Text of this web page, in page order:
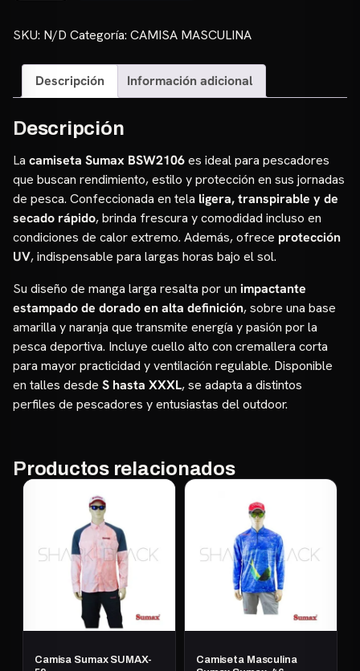
BSW2106
SKU: N/D Categoría: CAMISA MASCULINA
Descripción Información adicional
Descripción
La camiseta Sumax BSW2106es ideal para pescadores
que buscan rendimiento, estilo y protección en sus jornadas
de pesca. Confeccionada en tela ligera, transpirable y de
secado rápido, brinda frescura y comodidad incluso en
condiciones de calor extremo. Además, ofrece protección
UV, indispensable para largas horas bajo el sol.
Su diseño de manga larga resalta por un impactante
estampado de dorado en alta definición, sobre una base
amarilla y naranja que transmite energía y pasión por la
pesca deportiva. Incluye cuello alto con cremallera corta
para mayor practicidad y ventilación regulable. Disponible
en talles desde S hasta XXXL, se adapta a distintos
perfiles de pescadores y entusiastas del outdoor.
Productos relacionados
Camisa Sumax SUMAX-
Camiseta Masculina